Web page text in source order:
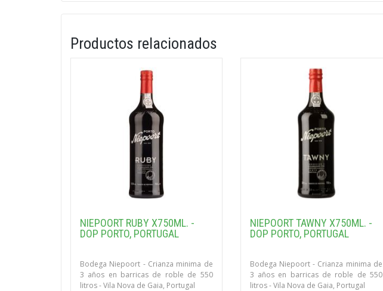
Productos relacionados
NIEPOORT RUBY X750ML. -
DOP PORTO, PORTUGAL
Bodega Niepoort - Crianza minima de
3 años en barricas de roble de 550
litros - Vila Nova de Gaia, Portugal
NIEPOORT TAWNY X750ML. -
DOP PORTO, PORTUGAL
Bodega Niepoort - Crianza minima de
3 años en barricas de roble de 550
litros - Vila Nova de Gaia, Portugal